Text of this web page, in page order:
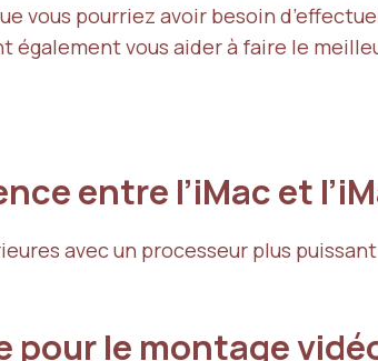
vous pourriez avoir besoin
vous aider à faire le
entre l’iMac et
avec un processeur plus
pour le montage